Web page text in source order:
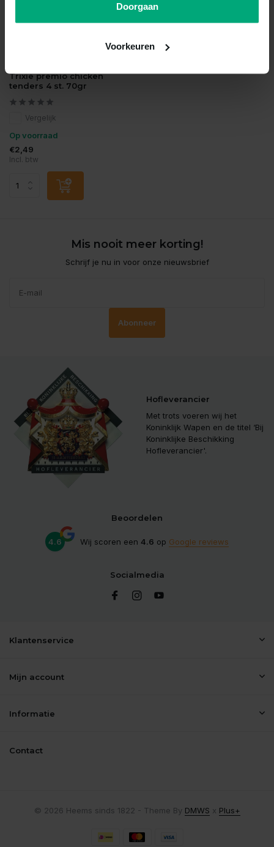
Doorgaan
Voorkeuren
Trixie premio chicken
tenders 4 st. 70gr
Vergelijk
Op voorraad
€2,49
Incl. btw
Mis nooit meer korting!
Schrijf je nu in voor onze nieuwsbrief
Abonneer
Hofleverancier
Met trots voeren wij het
Koninklijk Wapen en de titel ‘Bij
Koninklijke Beschikking
Hofleverancier'.
Beoordelen
4.6 Wij scoren een 4.6 op Google reviews
Socialmedia
Klantenservice
Mijn account
Informatie
Contact
© 2026 Heems sinds 1822 - Theme By DMWS x Plus+